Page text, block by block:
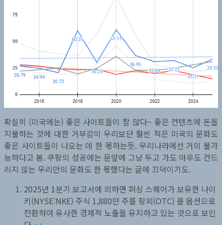
확실히 (미국에는) 좋은 사이트들이 참 많다~ 좋은 컨텐츠에 돈을
지불하는 것에 대한 거부감이 우리보단 훨씬 적은 미국의 문화도
좋은 사이트들이 나오는 데 한 몫하는듯. 우리나라에선 거의 불가
능하다고 봄. 쿠팡의 성공에는 문앞에 그냥 두고 가도 아무도 건드
리지 않는 우리만의 문화도 한 몫했다는 글에 끄덕이기도.
2025년 1분기 보고서에 의하면 퍼싱 스퀘어가 보유한 나이
키(NYSE:NKE) 주식 1,880만 주를 장외(OTC) 콜 옵션으로
전환하여 유사한 경제적 노출을 유지하고 있는 것으로 보인